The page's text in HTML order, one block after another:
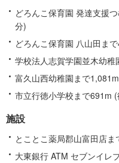
どろんこ保育園 発達支援
分)
どろんこ保育園 八山田ま
学校法人志賀学園並木幼
富久山西幼稚園まで
市立行徳小学校まで691m
施設
とことこ薬局郡山富田店
大東銀行 ATM セブンイレ